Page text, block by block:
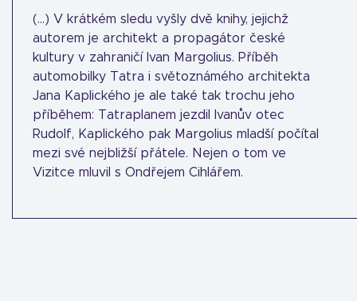
(...) V krátkém sledu vyšly dvě knihy, jejichž
autorem je architekt a propagátor české
kultury v zahraničí Ivan Margolius. Příběh
automobilky Tatra i světoznámého architekta
Jana Kaplického je ale také tak trochu jeho
příběhem: Tatraplanem jezdil Ivanův otec
Rudolf, Kaplického pak Margolius mladší počítal
mezi své nejbližší přátele. Nejen o tom ve
Vizitce mluvil s Ondřejem Cihlářem.